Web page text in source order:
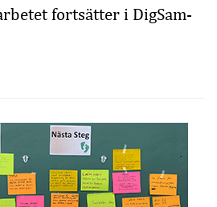
fortsätter i DigSam-